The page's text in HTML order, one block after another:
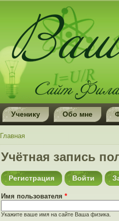
Ученику Обо мне
Вы здесь
Главная
Учётная запись
Регистрация Войти
Имя пользователя *
Укажите ваше имя на сайте Ваша физика.